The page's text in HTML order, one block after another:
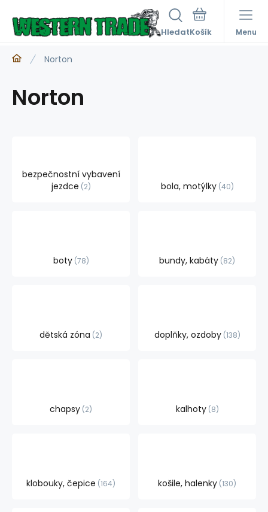
Hledat Menu
Norton
Norton
bezpečnostní vybavení
jezdce 2 bola, motýlky 40
boty 78 bundy, kabáty 82
dětská zóna 2 doplňky, ozdoby 138
chapsy 2 kalhoty 8
klobouky, čepice 164 košile, halenky 130